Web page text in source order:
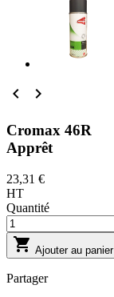
 
Cromax 46R
Apprêt
23,31 €
HT
Quantité
 Ajouter au panier
Partager